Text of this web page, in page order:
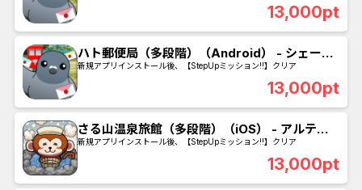
13,000pt
ハト郵便局（多段階）（Android） - シェール
アミの羽を購入
新規アプリインストール後、【StepUpミッション!!】クリア
13,000pt
さる山温泉旅館（多段階）（iOS） - アルティ
メット入浴剤を購入
新規アプリインストール後、【StepUpミッション!!】クリア
13,000pt